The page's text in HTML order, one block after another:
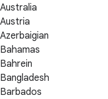
Australia
Austria
Azerbaigian
Bahamas
Bahrein
Bangladesh
Barbados